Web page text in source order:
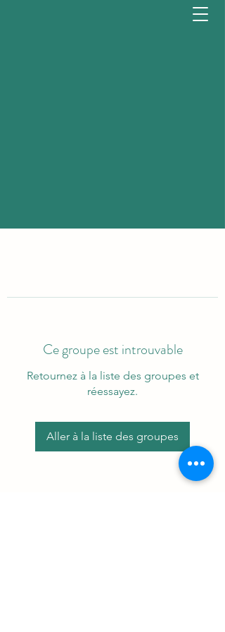
Ce groupe est introuvable
Retournez à la liste des groupes et
réessayez.
Aller à la liste des groupes